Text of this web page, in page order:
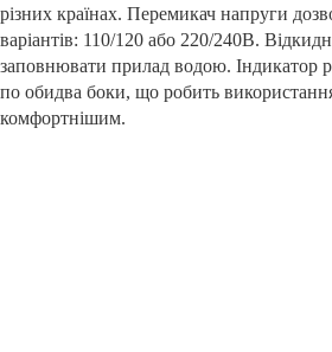
різних країнах. Перемикач напруги
варіантів: 110/120 або 220/240В.
заповнювати прилад водою. Індикатор
по обидва боки, що робить
комфортнішим.